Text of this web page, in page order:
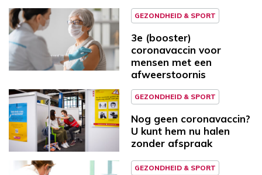
GEZONDHEID & SPORT
3e (booster)
coronavaccin voor
mensen met een
afweerstoornis
GEZONDHEID & SPORT
Nog geen coronavaccin?
U kunt hem nu halen
zonder afspraak
GEZONDHEID & SPORT